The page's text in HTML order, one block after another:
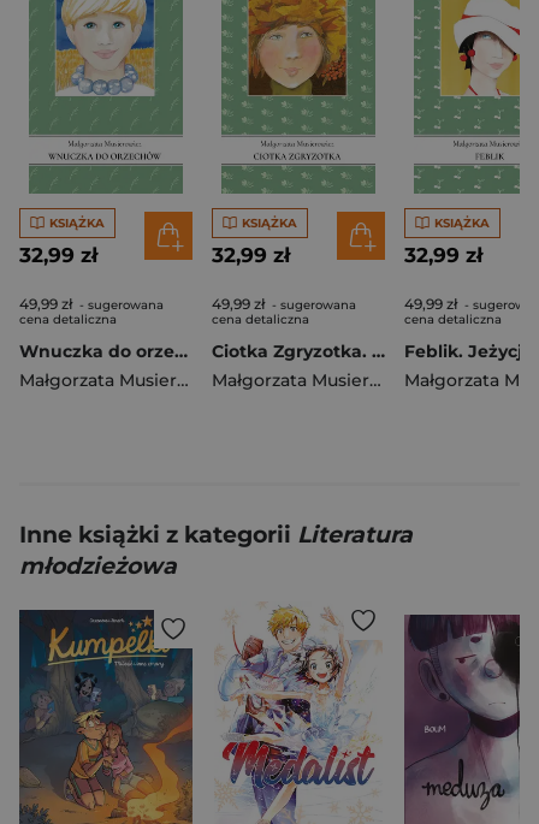
KSIĄŻKA
32,99 zł
49,99 zł - sugerowana
cena detaliczna
Wnuczka do orzechów. Jeżycjada. Tom 20
Małgorzata Musierowicz
KSIĄŻKA
32,99 zł
49,99 zł - sugerowana
cena detaliczna
Ciotka Zgryzotka. Jeżycjada. Tom 22
Małgorzata Musierowicz
KSIĄŻKA
32,99 zł
49,99 zł -
cena detaliczna
Inne książki z kategorii Literatura
młodzieżowa